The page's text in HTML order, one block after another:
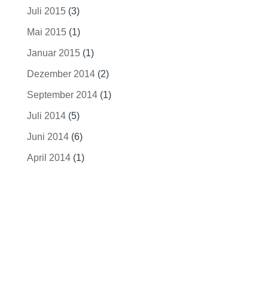
Juli 2015(3)
Mai 2015(1)
Januar 2015(1)
Dezember 2014(2)
September 2014(1)
Juli 2014(5)
Juni 2014(6)
April 2014(1)